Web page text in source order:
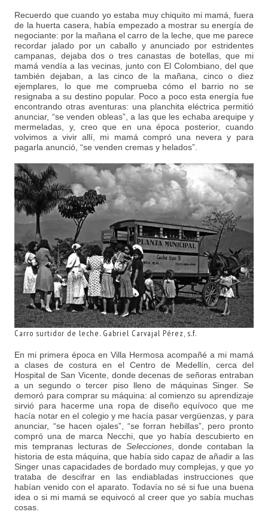
Recuerdo que cuando yo estaba muy chiquito mi mamá, fuera
de la huerta casera, había empezado a mostrar su energía de
negociante: por la mañana el carro de la leche, que me parece
recordar jalado por un caballo y anunciado por estridentes
campanas, dejaba dos o tres canastas de botellas, que mi
mamá vendía a las vecinas, junto con El Colombiano, del que
también dejaban, a las cinco de la mañana, cinco o diez
ejemplares, lo que me comprueba cómo el barrio no se
resignaba a su destino popular. Poco a poco esta energía fue
encontrando otras aventuras: una planchita eléctrica permitió
anunciar, “se venden obleas”, a las que les echaba arequipe y
mermeladas, y, creo que en una época posterior, cuando
volvimos a vivir allí, mi mamá compró una nevera y para
pagarla anunció, “se venden cremas y helados”.
Carro surtidor de leche. Gabriel Carvajal Pérez, s.f.
En mi primera época en Villa Hermosa acompañé a mi mamá
a clases de costura en el Centro de Medellín, cerca del
Hospital de San Vicente, donde decenas de señoras entraban
a un segundo o tercer piso lleno de máquinas Singer. Se
demoró para comprar su máquina: al comienzo su aprendizaje
sirvió para hacerme una ropa de diseño equívoco que me
hacía notar en el colegio y me hacía pasar vergüenzas, y para
anunciar, “se hacen ojales”, “se forran hebillas”, pero pronto
compró una de marca Necchi, que yo había descubierto en
mis tempranas lecturas de Selecciones, donde contaban la
historia de esta máquina, que había sido capaz de añadir a las
Singer unas capacidades de bordado muy complejas, y que yo
trataba de descifrar en las endiabladas instrucciones que
habían venido con el aparato. Todavía no sé si fue una buena
idea o si mi mamá se equivocó al creer que yo sabía muchas
cosas.